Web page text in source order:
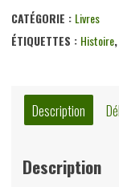
Hubert
d'Ardenne,
&
F.
auto-
CATÉGORIE : Livres
ÉTIQUETTES : Histoire,
Description
Description